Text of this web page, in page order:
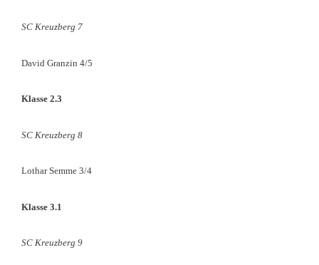
SC Kreuzberg 7
David Granzin 4/5
Klasse 2.3
SC Kreuzberg 8
Lothar Semme 3/4
Klasse 3.1
SC Kreuzberg 9